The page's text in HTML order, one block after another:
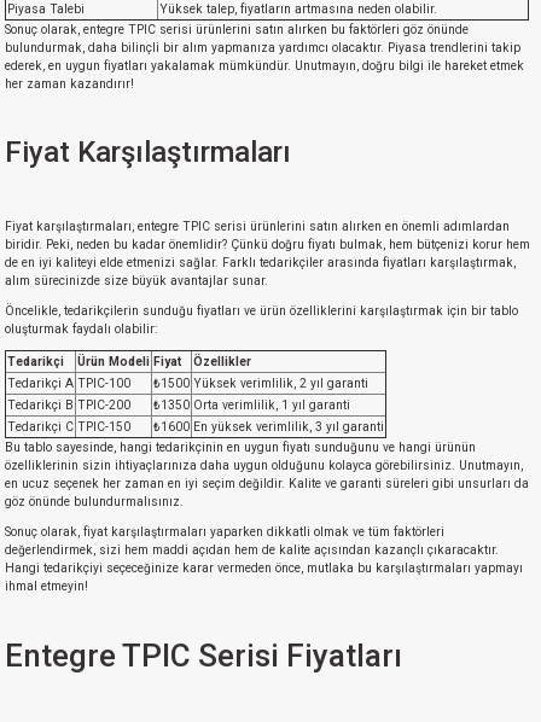
Piyasa Talebi
Yüksek talep, fiyatların artmasına neden olabilir.
Sonuç olarak, entegre TPIC serisi ürünlerini satın alırken bu faktörleri göz önünde
bulundurmak, daha bilinçli bir alım yapmanıza yardımcı olacaktır. Piyasa trendlerini takip
ederek, en uygun fiyatları yakalamak mümkündür. Unutmayın, doğru bilgi ile hareket etmek
her zaman kazandırır!
Fiyat Karşılaştırmaları
Fiyat karşılaştırmaları, entegre TPIC serisi ürünlerini satın alırken en önemli adımlardan
biridir. Peki, neden bu kadar önemlidir? Çünkü doğru fiyatı bulmak, hem bütçenizi korur hem
de en iyi kaliteyi elde etmenizi sağlar. Farklı tedarikçiler arasında fiyatları karşılaştırmak,
alım sürecinizde size büyük avantajlar sunar.
Öncelikle, tedarikçilerin sunduğu fiyatları ve ürün özelliklerini karşılaştırmak için bir tablo
oluşturmak faydalı olabilir:
Tedarikçi Ürün Modeli Fiyat
Özellikler
Tedarikçi A TPIC-100 ₺1500 Yüksek verimlilik, 2 yıl garanti
Tedarikçi B TPIC-200 ₺1350 Orta verimlilik, 1 yıl garanti
Tedarikçi C TPIC-150 ₺1600 En yüksek verimlilik, 3 yıl garanti
Bu tablo sayesinde, hangi tedarikçinin en uygun fiyatı sunduğunu ve hangi ürünün
özelliklerinin sizin ihtiyaçlarınıza daha uygun olduğunu kolayca görebilirsiniz. Unutmayın,
en ucuz seçenek her zaman en iyi seçim değildir. Kalite ve garanti süreleri gibi unsurları da
göz önünde bulundurmalısınız.
Sonuç olarak, fiyat karşılaştırmaları yaparken dikkatli olmak ve tüm faktörleri
değerlendirmek, sizi hem maddi açıdan hem de kalite açısından kazançlı çıkaracaktır.
Hangi tedarikçiyi seçeceğinize karar vermeden önce, mutlaka bu karşılaştırmaları yapmayı
ihmal etmeyin!
Entegre TPIC Serisi Fiyatları